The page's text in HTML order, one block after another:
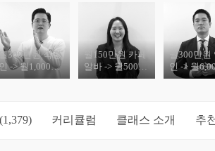
300만원 직장
인 -> 월1,000만
사업가(유동
월150만원 카페
알바 -> 월500만
원 영업인(임지
월300만원
인 -> 월
원 영업인(
(1,379) 커리큘럼 클래스 소개 추